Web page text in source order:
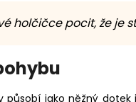
holčičce pocit, že je
jako něžný dotek